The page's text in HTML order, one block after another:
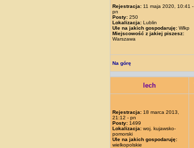
Rejestracja: 11 maja 2020, 10:41 -
pn
Posty: 250
Lokalizacja: Lublin
Ule na jakich gospodaruję: Wlkp
Miejscowość z jakiej piszesz:
Warszawa
Na górę
lech
Rejestracja: 18 marca 2013,
21:12 - pn
Posty: 1499
Lokalizacja: woj. kujawsko-
pomorski
Ule na jakich gospodaruję:
wielkopolskie